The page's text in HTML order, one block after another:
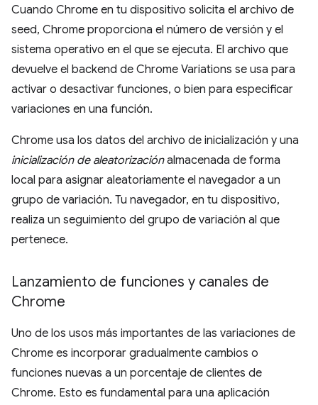
Cuando Chrome en tu dispositivo solicita el archivo de
seed, Chrome proporciona el número de versión y el
sistema operativo en el que se ejecuta. El archivo que
devuelve el backend de Chrome Variations se usa para
activar o desactivar funciones, o bien para especificar
variaciones en una función.
Chrome usa los datos del archivo de inicialización y una
inicialización de aleatorizaciónalmacenada de forma
local para asignar aleatoriamente el navegador a un
grupo de variación. Tu navegador, en tu dispositivo,
realiza un seguimiento del grupo de variación al que
pertenece.
Lanzamiento de funciones y canales de
Chrome
Uno de los usos más importantes de las variaciones de
Chrome es incorporar gradualmente cambios o
funciones nuevas a un porcentaje de clientes de
Chrome. Esto es fundamental para una aplicación